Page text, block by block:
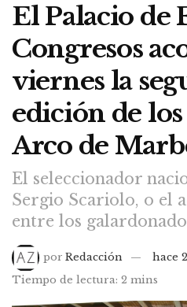
El Palacio de
Congresos
viernes la
edición de
Arco de
El seleccionador
Sergio Scariolo, o el
entre los
por Redacción
hace
Tiempo de lectura: 2 mins